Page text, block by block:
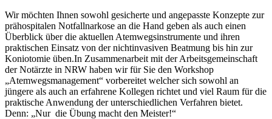
Wir möchten Ihnen sowohl gesicherte und angepasste Konzepte zur
prähospitalen Notfallnarkose an die Hand geben als auch einen
Überblick über die aktuellen Atemwegsinstrumente und ihren
praktischen Einsatz von der nichtinvasiven Beatmung bis hin zur
Koniotomie üben.In Zusammenarbeit mit der Arbeitsgemeinschaft
der Notärzte in NRW haben wir für Sie den Workshop
„Atemwegsmanagement“ vorbereitet welcher sich sowohl an
jüngere als auch an erfahrene Kollegen richtet und viel Raum für die
praktische Anwendung der unterschiedlichen Verfahren bietet.
Denn: „Nur die Übung macht den Meister!“